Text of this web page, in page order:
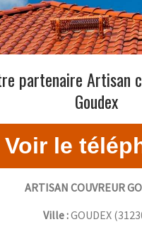
partenaire Artisan
Goudex
ARTISAN COUVREUR
Ville :GOUDEX(